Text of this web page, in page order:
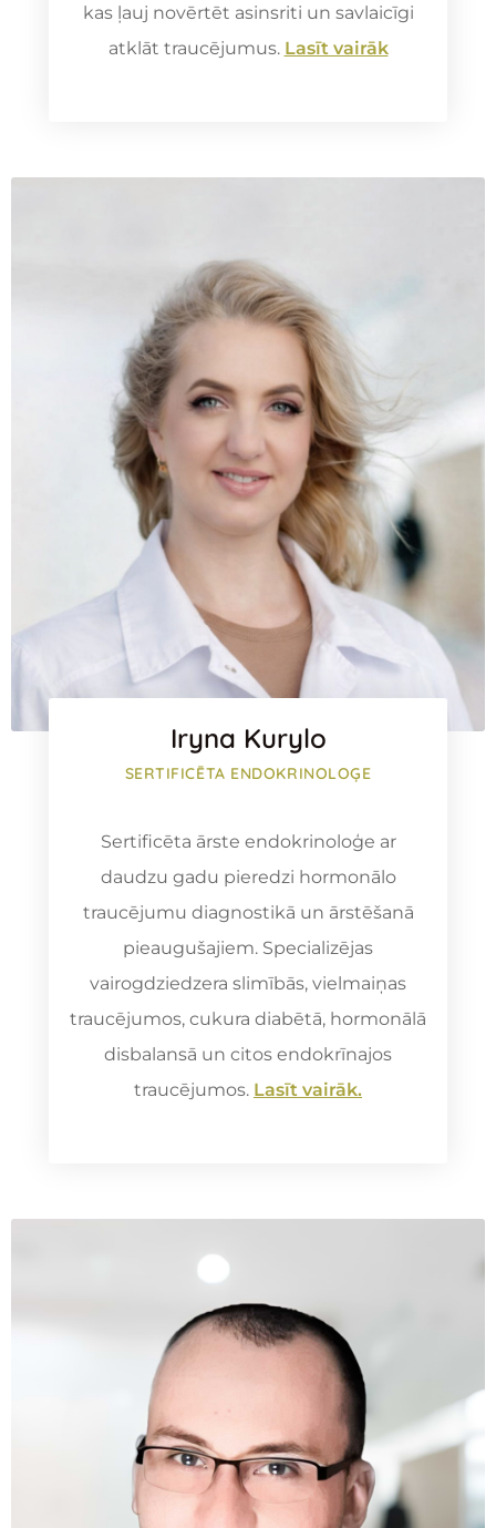
kas ļauj novērtēt asinsriti un savlaicīgi
atklāt traucējumus. Lasīt vairāk
Iryna Kurylo
SERTIFICĒTA ENDOKRINOLOĢE
Sertificēta ārste endokrinoloģe ar
daudzu gadu pieredzi hormonālo
traucējumu diagnostikā un ārstēšanā
pieaugušajiem. Specializējas
vairogdziedzera slimībās, vielmaiņas
traucējumos, cukura diabētā, hormonālā
disbalansā un citos endokrīnajos
traucējumos. Lasīt vairāk.